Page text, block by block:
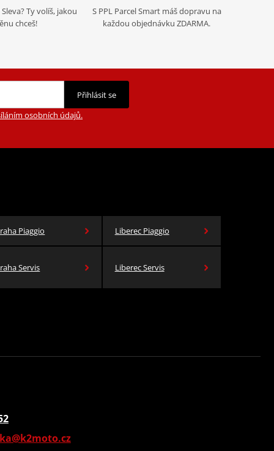
Ty volíš, jakou
chceš!
S PPL Parcel Smart máš dopravu na
každou objednávku ZDARMA.
Přihlásit se
osobních údajů.
Piaggio Liberec Piaggio
Servis Liberec Servis